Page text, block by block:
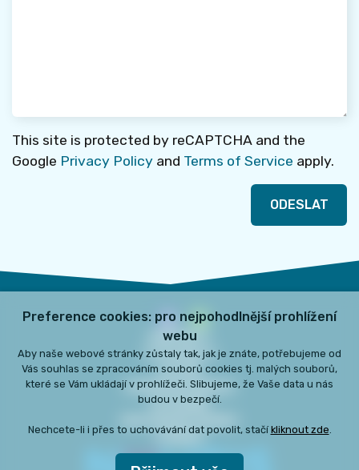
This site is protected by reCAPTCHA and the
Google Privacy Policy and Terms of Service apply.
ODESLAT
KONTAKTY
O PROJEKTU
AUTOŘI
PRÁVNÍ INFORMACE
DOTAZNÍK
Preference cookies: pro nejpohodlnější prohlížení
webu
Aby naše webové stránky zůstaly tak, jak je znáte, potřebujeme od
Vás souhlas se zpracováním souborů cookies tj. malých souborů,
které se Vám ukládají v prohlížeči. Slibujeme, že Vaše data u nás
budou v bezpečí.
Nechcete-li i přes to uchovávání dat povolit, stačí kliknout zde.